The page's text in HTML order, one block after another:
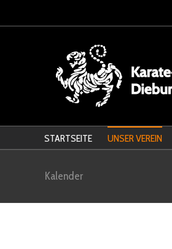
STARTSEITE UNSER VEREIN
Kalender